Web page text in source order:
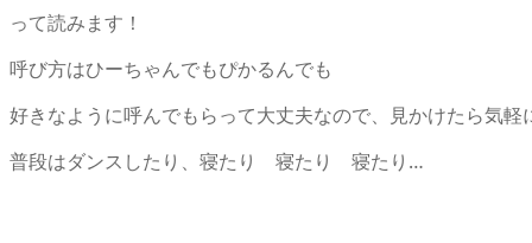
って読みます！
呼び方はひーちゃんでもぴかるんでも
好きなように呼んでもらって大丈夫なので、見かけたら気軽
普段はダンスしたり、寝たり 寝たり 寝たり…